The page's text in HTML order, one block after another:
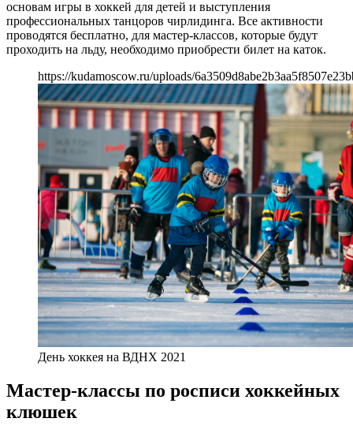
основам игры в хоккей для детей и выступления
профессиональных танцоров чирлидинга. Все активности
проводятся бесплатно, для мастер-классов, которые будут
проходить на льду, необходимо приобрести билет на каток.
https://kudamoscow.ru/uploads/
День хоккея на ВДНХ 2021
Мастер-классы по росписи хоккейных
клюшек